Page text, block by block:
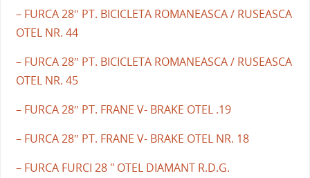
– FURCA 28″ PT. BICICLETA ROMANEASCA / RUSEASCA
OTEL NR. 44
– FURCA 28″ PT. BICICLETA ROMANEASCA / RUSEASCA
OTEL NR. 45
– FURCA 28″ PT. FRANE V- BRAKE OTEL .19
– FURCA 28″ PT. FRANE V- BRAKE OTEL NR. 18
– FURCA FURCI 28 " OTEL DIAMANT R.D.G.